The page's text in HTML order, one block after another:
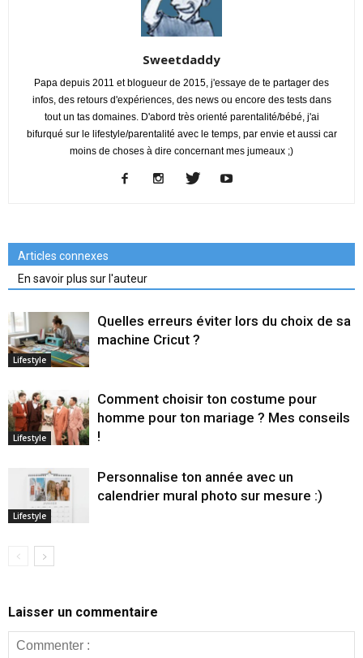
Sweetdaddy
Papa depuis 2011 et blogueur de 2015, j'essaye de te partager des
infos, des retours d'expériences, des news ou encore des tests dans
tout un tas domaines. D'abord très orienté parentalité/bébé, j'ai
bifurqué sur le lifestyle/parentalité avec le temps, par envie et aussi car
moins de choses à dire concernant mes jumeaux ;)
Articles connexes
En savoir plus sur l'auteur
Lifestyle
Quelles erreurs éviter lors du choix de sa
machine Cricut ?
Lifestyle
Comment choisir ton costume pour
homme pour ton mariage ? Mes conseils
!
Lifestyle
Personnalise ton année avec un
calendrier mural photo sur mesure :)
Laisser un commentaire